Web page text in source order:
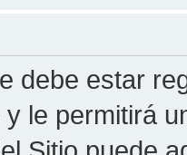
debe estar
le permitirá